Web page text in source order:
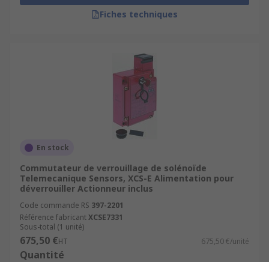
Fiches techniques
En stock
Commutateur de verrouillage de solénoïde
Telemecanique Sensors, XCS-E Alimentation pour
déverrouiller Actionneur inclus
Code commande RS 397-2201
Référence fabricantXCSE7331
Sous-total (1 unité)
675,50 €HT 675,50 €/unité
Quantité